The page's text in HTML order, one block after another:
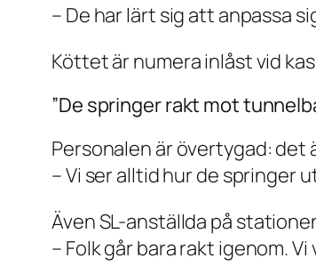
– De har lärt sig att anpassa
Köttet är numera inlåst vid
”De springer rakt mot
Personalen är övertygad: det
– Vi ser alltid hur de springer
Även SL-anställda på
– Folk går bara rakt igenom.